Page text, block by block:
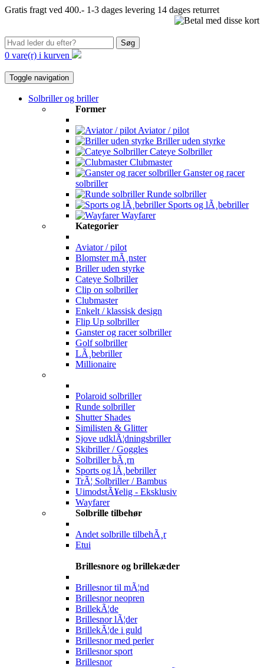
Gratis fragt ved 400.- 1-3 dages levering 14 dages returret
Søg
0 vare(r) i kurven
Toggle navigation
Solbriller og briller
Former
Aviator / pilot
Briller uden styrke
Cateye Solbriller
Clubmaster
Ganster og racer
solbriller
Runde solbriller
Sports og lÃ¸bebriller
Wayfarer
Kategorier
Aviator / pilot
Blomster mÃ¸nster
Briller uden styrke
Cateye Solbriller
Clip on solbriller
Clubmaster
Enkelt / klassisk design
Flip Up solbriller
Ganster og racer solbriller
Golf solbriller
LÃ¸bebriller
Millionaire
Polaroid solbriller
Runde solbriller
Shutter Shades
Similisten & Glitter
Sjove udklÃ¦dningsbriller
Skibriller / Goggles
Solbriller bÃ¸rn
Sports og lÃ¸bebriller
TrÃ¦ Solbriller / Bambus
UimodstÃ¥elig - Eksklusiv
Wayfarer
Solbrille tilbehør
Andet solbrille tilbehÃ¸r
Etui
Brillesnore og brillekæder
Brillesnor til mÃ¦nd
Brillesnor neopren
BrillekÃ¦de
Brillesnor lÃ¦der
BrillekÃ¦de i guld
Brillesnor med perler
Brillesnor sport
Brillesnor